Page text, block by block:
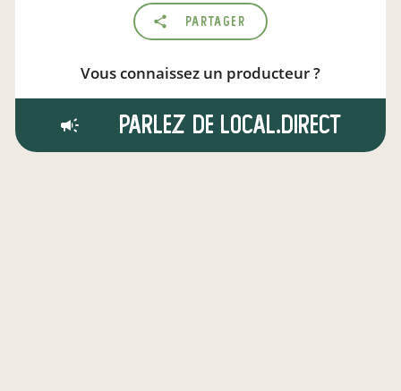
Partager
Vous connaissez un producteur ?
Parlez de local.direct